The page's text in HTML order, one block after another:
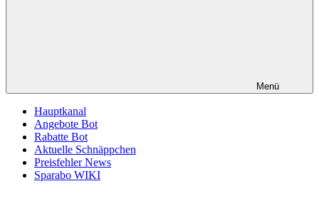
Menü
Hauptkanal
Angebote Bot
Rabatte Bot
Aktuelle Schnäppchen
Preisfehler News
Sparabo WIKI